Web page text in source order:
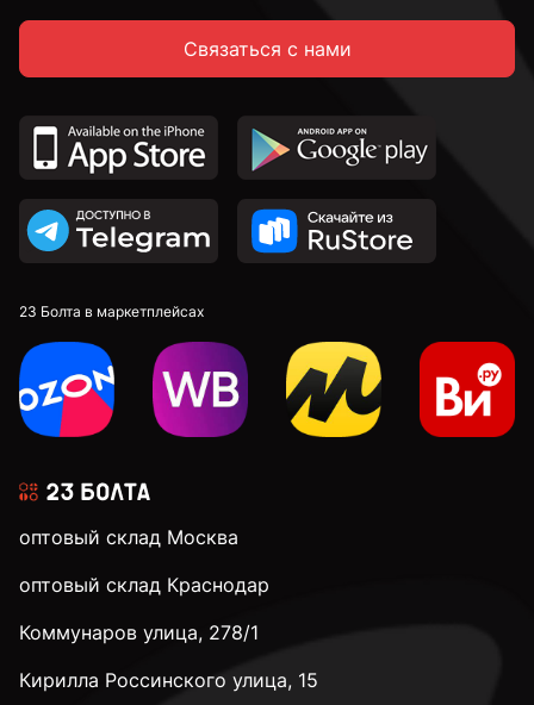
Связаться с нами
23 Болта в маркетплейсах
оптовый склад Москва
оптовый склад Краснодар
Коммунаров улица, 278/1
Кирилла Россинского улица, 15